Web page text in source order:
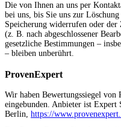
Die von Ihnen an uns per
bei uns, bis Sie uns zur
Speicherung widerrufen oder
(z. B. nach abgeschlossener
gesetzliche Bestimmungen –
– bleiben unberührt.
ProvenExpert
Wir haben Bewertungssiegel von
eingebunden. Anbieter ist
Berlin, https://